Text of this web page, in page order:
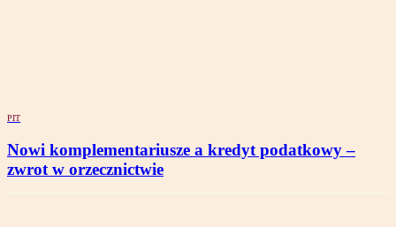
PIT
Nowi komplementariusze a kredyt podatkowy –
zwrot w orzecznictwie